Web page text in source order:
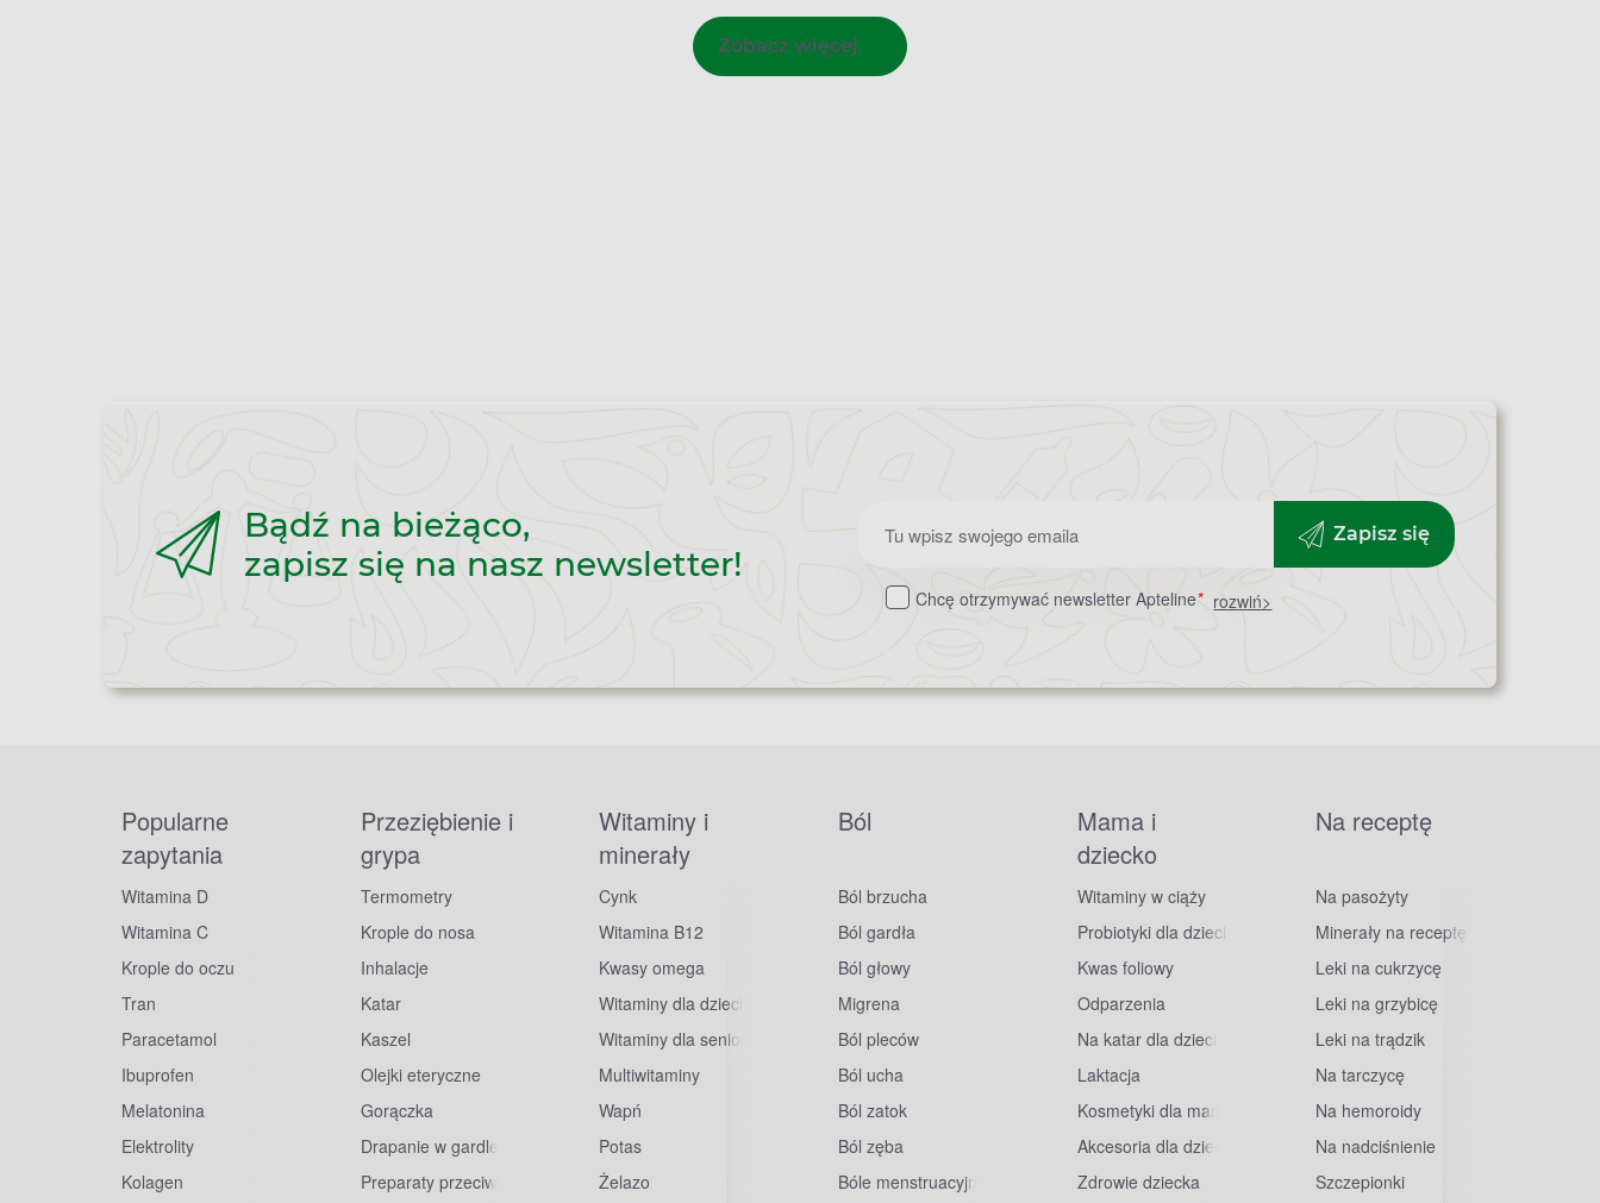
Zobacz więcej
Bądź na bieżąco,
zapisz się na nasz newsletter!
Zapisz
do
Zapisz się
Chcę otrzymywać newsletter Apteline* rozwiń>
Popularne
zapytania
Witamina D
Witamina C
Krople do oczu
Tran
Paracetamol
Ibuprofen
Melatonina
Elektrolity
Kolagen
Przeziębienie i
grypa
Termometry
Krople do nosa
Inhalacje
Katar
Kaszel
Olejki eteryczne
Gorączka
Drapanie w gardle
Preparaty przeciwwirusowe
Witaminy i
minerały
Cynk
Witamina B12
Kwasy omega
Witaminy dla dzieci
Witaminy dla seniorów
Multiwitaminy
Wapń
Potas
Żelazo
Ból
Ból brzucha
Ból gardła
Ból głowy
Migrena
Ból pleców
Ból ucha
Ból zatok
Ból zęba
Bóle menstruacyjne
Mama i
dziecko
Witaminy w ciąży
Probiotyki dla dzieci
Kwas foliowy
Odparzenia
Na katar dla dzieci
Laktacja
Kosmetyki dla mam
Akcesoria dla dzieci
Zdrowie dziecka
Na receptę
Na pasożyty
Minerały na receptę
Leki na cukrzycę
Leki na grzybicę
Leki na trądzik
Na tarczycę
Na hemoroidy
Na nadciśnienie
Szczepionki